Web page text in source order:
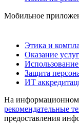
Мобильное
Этика и
Оказание услуг
Защита
ИТ
На информационном
рекомендательные
предоставления